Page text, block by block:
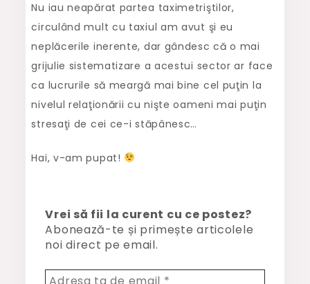
Nu iau neapărat partea taximetriştilor,
circulând mult cu taxiul am avut şi eu
neplăcerile inerente, dar gândesc că o mai
grijulie sistematizare a acestui sector ar face
ca lucrurile să meargă mai bine cel puţin la
nivelul relaţionării cu nişte oameni mai puţin
stresaţi de cei ce-i stăpânesc…
Hai, v-am pupat!
Vrei să fii la curent cu ce postez?
Abonează-te și primește articolele
noi direct pe email.